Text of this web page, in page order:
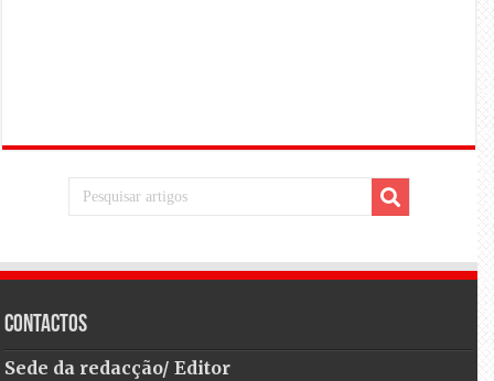
Contactos
Sede da redacção/ Editor